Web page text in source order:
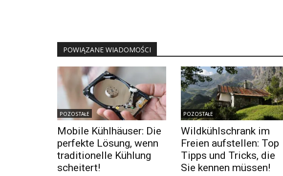
POWIĄZANE WIADOMOŚCI
POZOSTAŁE
Mobile Kühlhäuser: Die
perfekte Lösung, wenn
traditionelle Kühlung
scheitert!
POZOSTAŁE
Wildkühlschrank im
Freien aufstellen: Top
Tipps und Tricks, die
Sie kennen müssen!